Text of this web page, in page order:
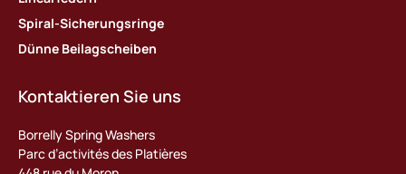
Spiral-Sicherungsringe
Dünne Beilagscheiben
Kontaktieren Sie uns
Borrelly Spring Washers
Parc d’activités des Platières